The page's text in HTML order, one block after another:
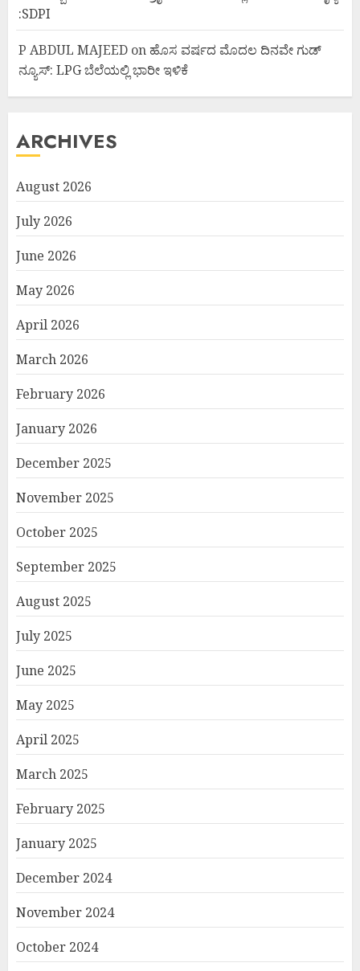
:SDPI
P ABDUL MAJEED on ಹೊಸ ವರ್ಷದ ಮೊದಲ ದಿನವೇ ಗುಡ್
ನ್ಯೂಸ್: LPG ಬೆಲೆಯಲ್ಲಿ ಭಾರೀ ಇಳಿಕೆ
ARCHIVES
August 2026
July 2026
June 2026
May 2026
April 2026
March 2026
February 2026
January 2026
December 2025
November 2025
October 2025
September 2025
August 2025
July 2025
June 2025
May 2025
April 2025
March 2025
February 2025
January 2025
December 2024
November 2024
October 2024